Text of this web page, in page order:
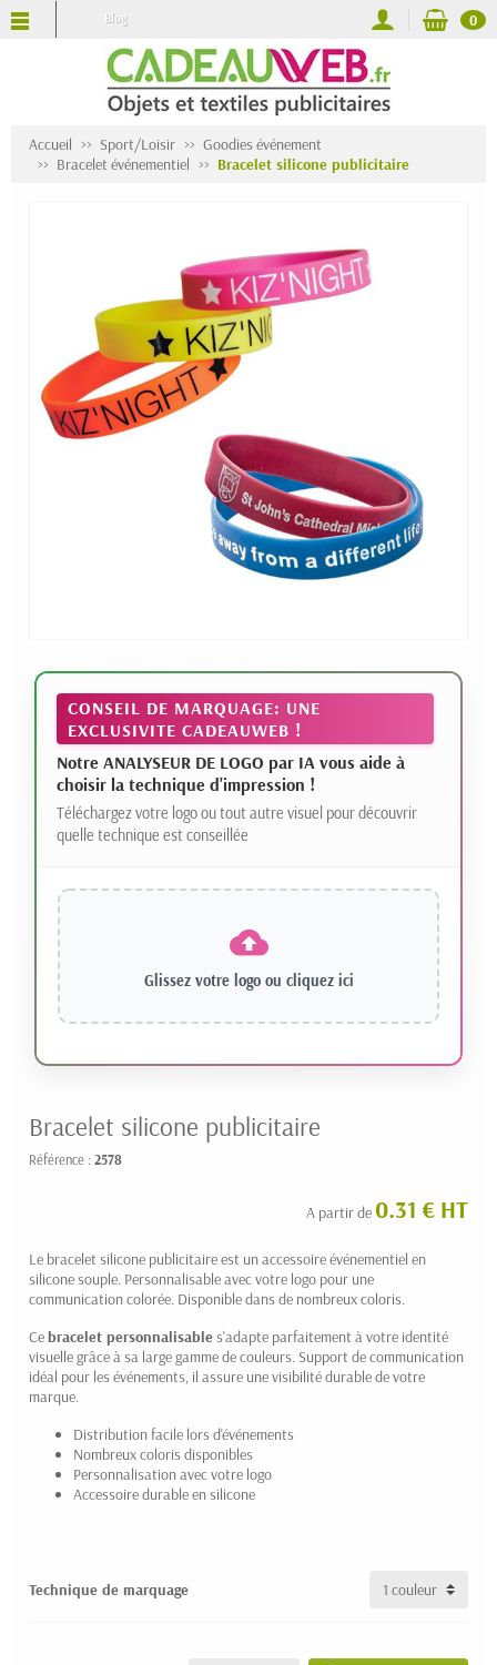
Blog 0
Accueil Sport/Loisir
Goodies événement
Bracelet événementiel
Bracelet silicone publicitaire
CONSEIL DE MARQUAGE: UNE
EXCLUSIVITE CADEAUWEB !
Notre ANALYSEUR DE LOGO par IA vous aide à
choisir la technique d'impression !
Téléchargez votre logo ou tout autre visuel pour découvrir
quelle technique est conseillée
Glissez votre logo ou cliquez ici
Bracelet silicone publicitaire
Référence : 2578
A partir de 0.31 € HT
Le bracelet silicone publicitaire est un accessoire événementiel en
silicone souple. Personnalisable avec votre logo pour une
communication colorée. Disponible dans de nombreux coloris.
Cebracelet personnalisable s'adapte parfaitement à votre identité
visuelle grâce à sa large gamme de couleurs. Support de communication
idéal pour les événements, il assure une visibilité durable de votre
marque.
Distribution facile lors d'événements
Nombreux coloris disponibles
Personnalisation avec votre logo
Accessoire durable en silicone
Technique de marquage